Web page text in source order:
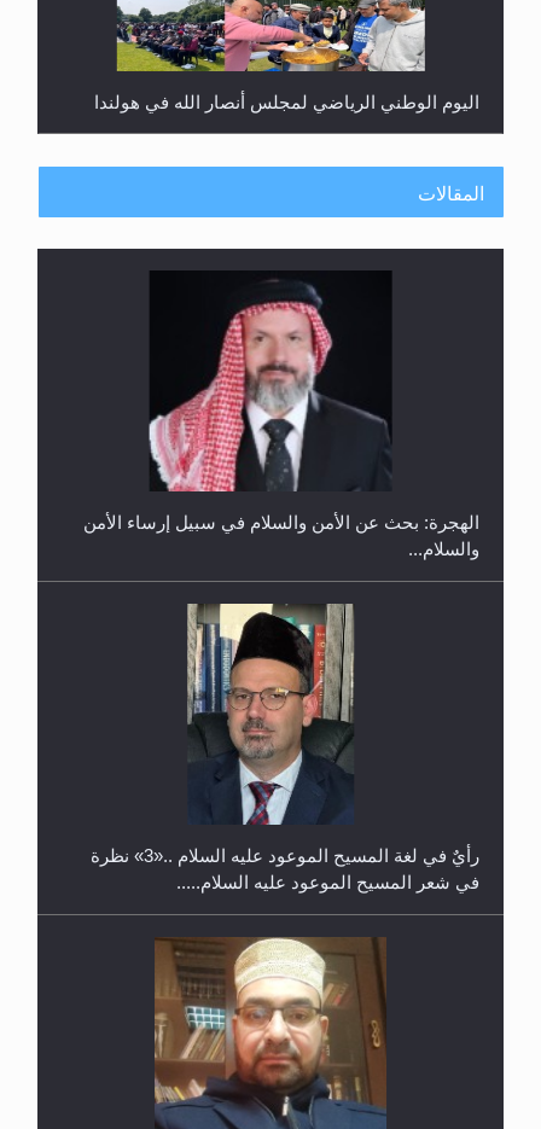
اليوم الوطني الرياضي لمجلس أنصار الله في هولندا
إتمام حفظ القرآن الكريم لثلاثة طلاب من مدرسة الحفظ
حفل توزيع الشهادات في الجامعة الأحمدية بنيجيريا لعام
المقالات
الهجرة: بحث عن الأمن والسلام في سبيل إرساء الأمن
والسلام...
رأيٌ في لغة المسيح الموعود عليه السلام ..«3» نظرة
في شعر المسيح الموعود عليه السلام.....